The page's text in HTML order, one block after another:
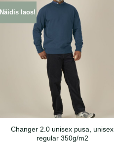
Näidis laos!
Changer 2.0 unisex pusa, unisex
regular 350g/m2